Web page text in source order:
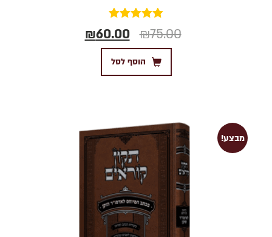
דורג
5.00
מתוך 5
₪75.00
₪60.00
הוסף לסל
מבצע!